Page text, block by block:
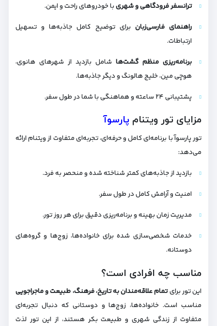
ترانسفر فرودگاهی و شهریبا خودروهای راحت و ایمن.
راهنمای فارسی‌زبان برای توضیح کامل جاذبه‌ها و تسهیل
ارتباطات.
برنامه‌ریزی منظم گشت‌ها شامل بازدید از شهرهای هانوی،
هوچی مین، خلیج هالونگ و دیگر جاذبه‌ها.
پشتیبانی ۲۴ ساعته و هماهنگی با شما در طول سفر.
مزایای تور ویتنام پارسوآ
تور پارسوآ با برنامه‌ای کامل و حرفه‌ای، تجربه‌ای متفاوت از ویتنام ارائه
می‌دهد:
بازدید از جاذبه‌های کمتر شناخته شده و منحصر به فرد.
امنیت و آرامش کامل در طول سفر.
مدیریت زمان بهینه و برنامه‌ریزی دقیق برای هر روز تور.
خدمات شخصی‌سازی شده برای خانواده‌ها، زوج‌ها و گروه‌های
دوستانه.
مناسب چه افرادی است؟
این تور برایتمام علاقه‌مندان به تاریخ، فرهنگ، طبیعت و ماجراجویی
مناسب است. خانواده‌ها، زوج‌ها و دوستانی که دنبال تجربه‌ای
متفاوت از زندگی شهری و طبیعت بکر هستند، از این تور لذت